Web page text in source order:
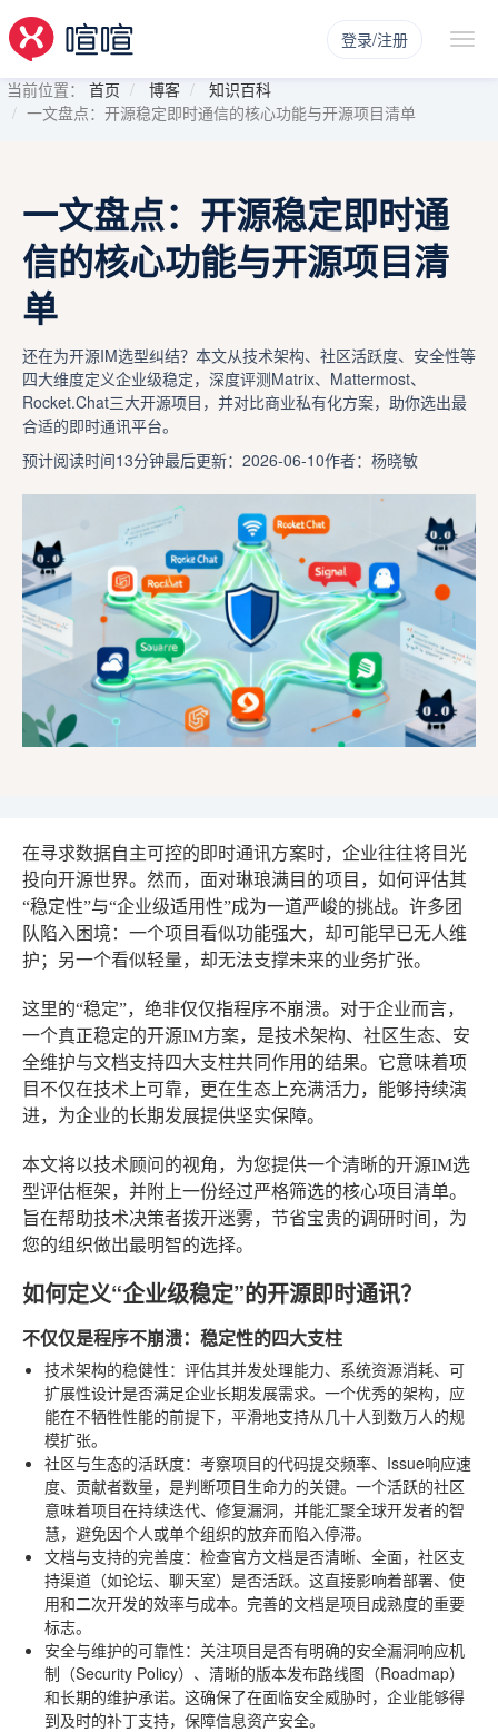
登录/注册
当前位置： 首页 博客
知识百科
一文盘点：开源稳定即时通信的核心功能与开源项目清单
一文盘点：开源稳定即时通
信的核心功能与开源项目清
单
还在为开源IM选型纠结？本文从技术架构、社区活跃度、安全性等
四大维度定义企业级稳定，深度评测Matrix、Mattermost、
Rocket.Chat三大开源项目，并对比商业私有化方案，助你选出最
合适的即时通讯平台。
预计阅读时间13分钟最后更新：2026-06-10作者：杨晓敏
在寻求数据自主可控的即时通讯方案时，企业往往将目光
投向开源世界。然而，面对琳琅满目的项目，如何评估其
“稳定性”与“企业级适用性”成为一道严峻的挑战。许多团
队陷入困境：一个项目看似功能强大，却可能早已无人维
护；另一个看似轻量，却无法支撑未来的业务扩张。
这里的“稳定”，绝非仅仅指程序不崩溃。对于企业而言，
一个真正稳定的开源IM方案，是技术架构、社区生态、安
全维护与文档支持四大支柱共同作用的结果。它意味着项
目不仅在技术上可靠，更在生态上充满活力，能够持续演
进，为企业的长期发展提供坚实保障。
本文将以技术顾问的视角，为您提供一个清晰的开源IM选
型评估框架，并附上一份经过严格筛选的核心项目清单。
旨在帮助技术决策者拨开迷雾，节省宝贵的调研时间，为
您的组织做出最明智的选择。
如何定义“企业级稳定”的开源即时通讯？
不仅仅是程序不崩溃：稳定性的四大支柱
技术架构的稳健性：评估其并发处理能力、系统资源消耗、可
扩展性设计是否满足企业长期发展需求。一个优秀的架构，应
能在不牺牲性能的前提下，平滑地支持从几十人到数万人的规
模扩张。
社区与生态的活跃度：考察项目的代码提交频率、Issue响应速
度、贡献者数量，是判断项目生命力的关键。一个活跃的社区
意味着项目在持续迭代、修复漏洞，并能汇聚全球开发者的智
慧，避免因个人或单个组织的放弃而陷入停滞。
文档与支持的完善度：检查官方文档是否清晰、全面，社区支
持渠道（如论坛、聊天室）是否活跃。这直接影响着部署、使
用和二次开发的效率与成本。完善的文档是项目成熟度的重要
标志。
安全与维护的可靠性：关注项目是否有明确的安全漏洞响应机
制（Security Policy）、清晰的版本发布路线图（Roadmap）
和长期的维护承诺。这确保了在面临安全威胁时，企业能够得
到及时的补丁支持，保障信息资产安全。